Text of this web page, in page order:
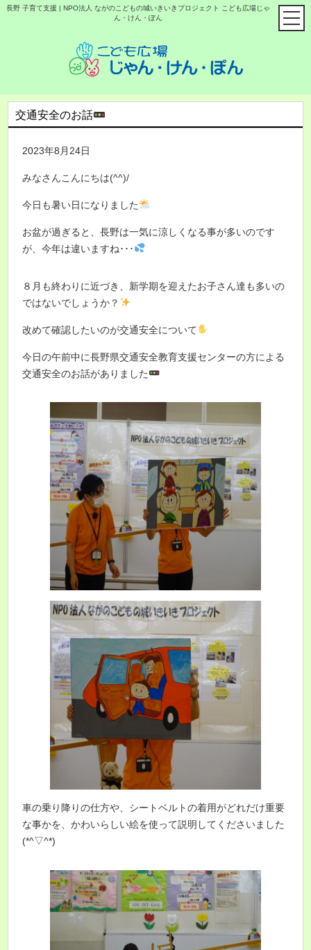
長野 子育て支援 | NPO法人 ながのこどもの城いきいきプロジェクト こども広場じゃ
ん・けん・ぽん
交通安全のお話
2023年8月24日
みなさんこんにちは(^^)/
今日も暑い日になりました
お盆が過ぎると、長野は一気に涼しくなる事が多いのです
が、今年は違いますね･･･
８月も終わりに近づき、新学期を迎えたお子さん達も多いの
ではないでしょうか？
改めて確認したいのが交通安全について
今日の午前中に長野県交通安全教育支援センターの方による
交通安全のお話がありました
車の乗り降りの仕方や、シートベルトの着用がどれだけ重要
な事かを、かわいらしい絵を使って説明してくださいました
(*^▽^*)